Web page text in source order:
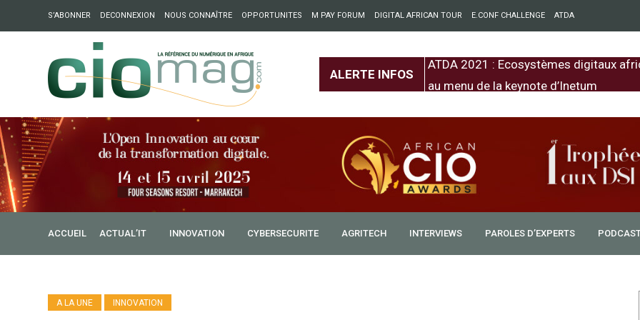
S’ABONNER DECONNEXION NOUS CONNAÎTRE OPPORTUNITES M PAY FORUM DIGITAL AFRICAN TOUR E.CONF CHALLENGE ATDA
ALERTE INFOS
: Partech Shaker lance Chapter54 pour créer des ponts entre l’Europe et
ATDA 2021 : Ecosystèmes digitaux
au menu de la keynote d’Inetum
ACCUEIL ACTUAL’IT INNOVATION CYBERSECURITE AGRITECH INTERVIEWS PAROLES D’EXPERTS
A LA UNE INNOVATION